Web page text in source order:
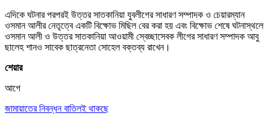
এদিকে ঘটনার পরপরই উত্তর সাতকানিয়া যুবলীগের সাধারণ সম্পাদক ও চেয়ারম্যান
ওসমান আলীর নেতৃত্বে একটি বিক্ষোভ মিছিল বের করা হয় এবং বিক্ষোভ শেষে ঘটনাস্থলে
ওসমান আলী ও উত্তর সাতকানিয়া আওয়ামী স্বেচ্ছাসেবক লীগের সাধারণ সম্পাদক আবু
ছালেহ শানও সাবেক ছাত্রনেতা সোহেল বক্তব্য রাখেন।
শেয়ার
আগে
জামায়াতের নিবন্ধন বাতিলই থাকছে